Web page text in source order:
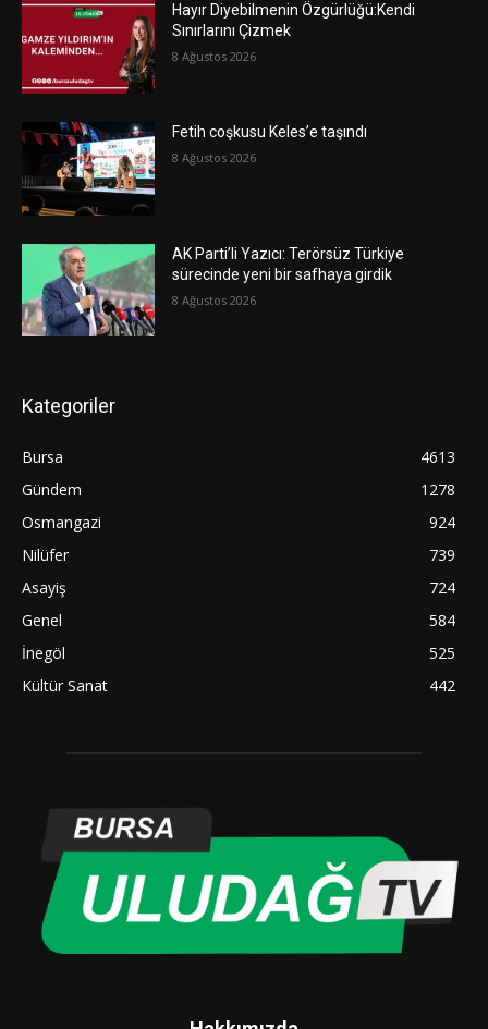
Hayır Diyebilmenin Özgürlüğü:Kendi
Sınırlarını Çizmek
8 Ağustos 2026
Fetih coşkusu Keles’e taşındı
8 Ağustos 2026
AK Parti’li Yazıcı: Terörsüz Türkiye
sürecinde yeni bir safhaya girdik
8 Ağustos 2026
Kategoriler
Bursa
4613
Gündem
1278
Osmangazi
924
Nilüfer
739
Asayiş
724
Genel
584
İnegöl
525
Kültür Sanat
442